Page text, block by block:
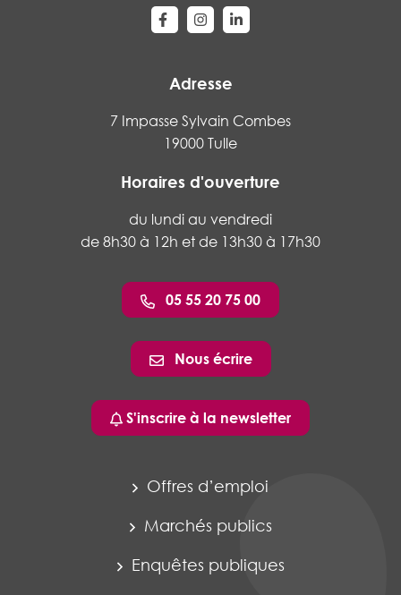
Lien vers le compte Facebook
Lien vers le compte Instagram
Lien vers le compte
Adresse
7 Impasse Sylvain Combes
19000 Tulle
Horaires d'ouverture
du lundi au vendredi
de 8h30 à 12h et de 13h30 à 17h30
05 55 20 75 00
Nous écrire
S'inscrire à la newsletter
Offres d’emploi
Marchés publics
Enquêtes publiques